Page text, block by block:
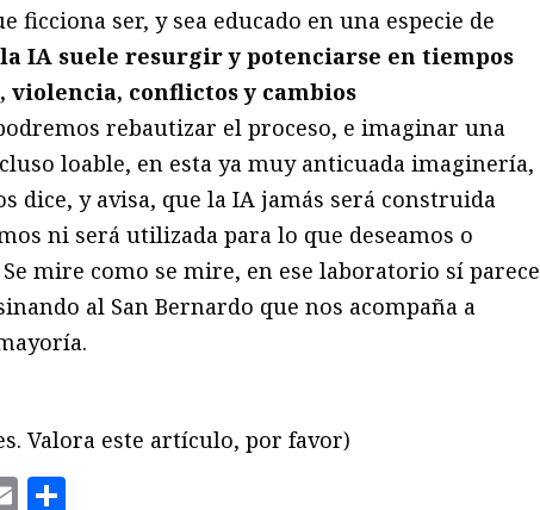
ficciona ser, y sea educado en una especie de
la IA suele resurgir y potenciarse en tiempos
violencia, conflictos y cambios
rebautizar el proceso, e imaginar una
loable, en esta ya muy anticuada imaginería,
dice, y avisa, que la IA jamás será construida
ni será utilizada para lo que deseamos o
mire como se mire, en ese laboratorio sí parece
al San Bernardo que nos acompaña a
Valora este artículo, por favor)
Email